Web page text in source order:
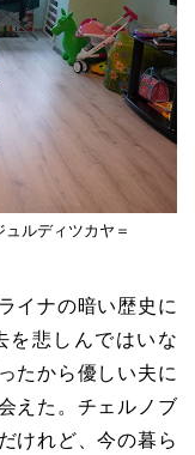
ルディツカヤ＝
イナの暗い歴史に
を悲しんではいな
たから優しい夫に
えた。チェルノブ
けれど、今の暮ら